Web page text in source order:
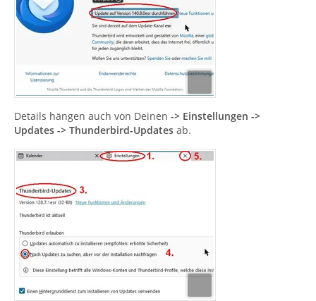
Details hängen auch von Deinen -> Einstellungen ->
Updates -> Thunderbird-Updates ab.